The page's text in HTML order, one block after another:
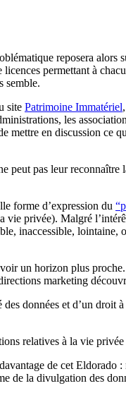
reposera alors
permettant à
semble.
site Patrimoine Immatériel
les
en discussion ce
pas leur
forme d’expression du
privée). Malgré
inaccessible,
un horizon plus
marketing
données et d’un droit
relatives à la vie
de cet Eldorado
de la divulgation des